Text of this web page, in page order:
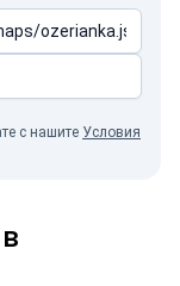
с нашите Условия